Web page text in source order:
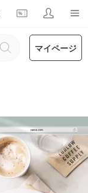
マイページ